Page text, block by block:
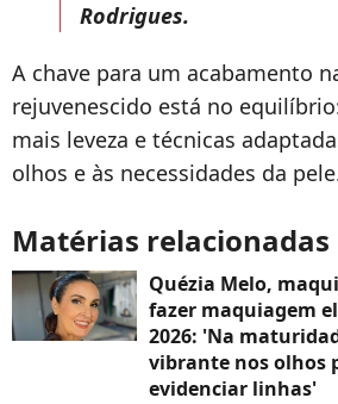
Rodrigues.
A chave para um acabamento
rejuvenescido está no
mais leveza e técnicas
olhos e às necessidades da
Matérias relacionadas
Quézia Melo,
fazer maquiagem
2026: 'Na
vibrante nos olhos
evidenciar linhas'